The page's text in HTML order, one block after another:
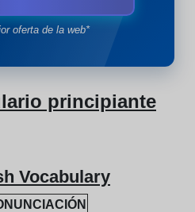
oferta de la web*
principiante
Vocabulary